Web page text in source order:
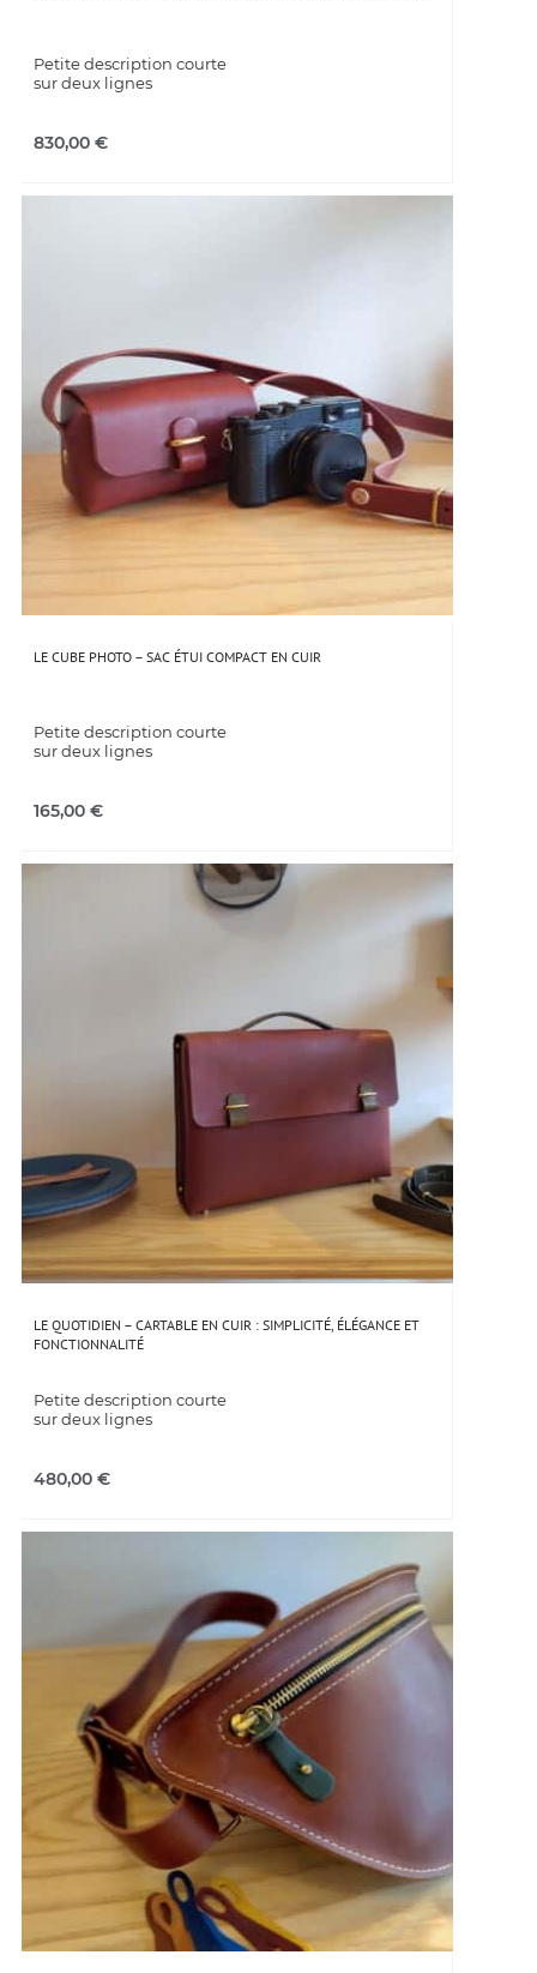
Petite description courte
sur deux lignes
830,00 €
LE CUBE PHOTO – SAC ÉTUI COMPACT EN CUIR
Petite description courte
sur deux lignes
165,00 €
LE QUOTIDIEN – CARTABLE EN CUIR : SIMPLICITÉ, ÉLÉGANCE ET
FONCTIONNALITÉ
Petite description courte
sur deux lignes
480,00 €